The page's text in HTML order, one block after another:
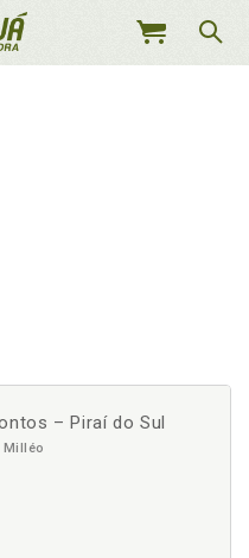
MEU
– Piraí do Sul